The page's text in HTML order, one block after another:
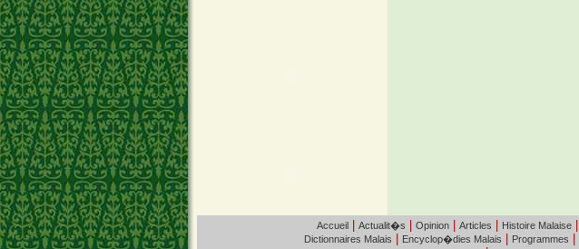
Accueil| Actualit�s Opinion| Articles Histoire Malaise|
Dictionnaires Malais
Encyclop�dies Malais Programmes